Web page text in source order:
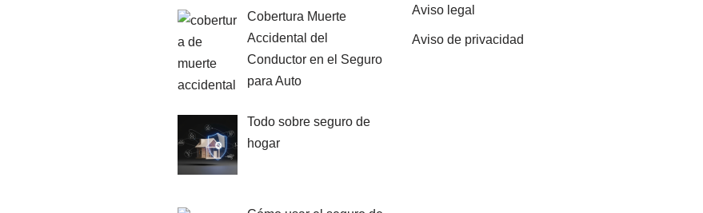
Cobertura Muerte
Accidental del
Conductor en el Seguro
para Auto
Todo sobre seguro de
hogar
Aviso legal
Aviso de privacidad